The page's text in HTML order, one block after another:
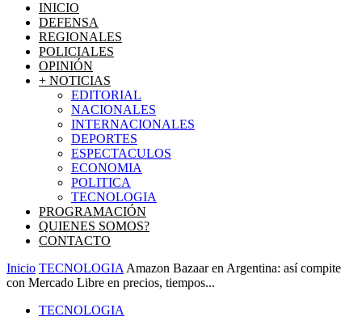
INICIO
DEFENSA
REGIONALES
POLICIALES
OPINIÓN
+ NOTICIAS
EDITORIAL
NACIONALES
INTERNACIONALES
DEPORTES
ESPECTACULOS
ECONOMIA
POLITICA
TECNOLOGIA
PROGRAMACIÓN
QUIENES SOMOS?
CONTACTO
Inicio TECNOLOGIA Amazon Bazaar en Argentina: así compite
con Mercado Libre en precios, tiempos...
TECNOLOGIA